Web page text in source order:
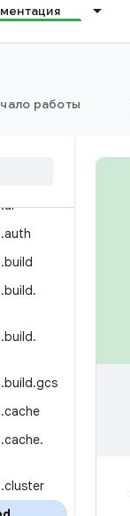
работы
.ai
.auth
.build
.build.
.build.
.build.gcs
.cache
.cache.
.cluster